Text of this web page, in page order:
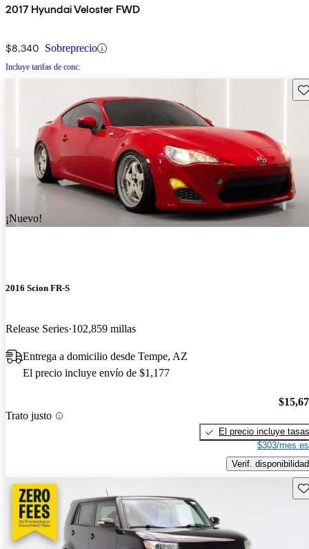
2017 Hyundai Veloster FWD
$8,340 Sobreprecio
Incluye tarifas de conc.
¡Nuevo!
2016 Scion FR-S
Release Series 102,859 millas
Entrega a domicilio desde Tempe, AZ
El precio incluye envío de $1,177
Trato justo
El precio incluye tasas
$303/mes
Verif. disponibilidad